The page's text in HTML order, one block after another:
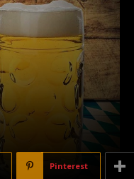
Pinterest